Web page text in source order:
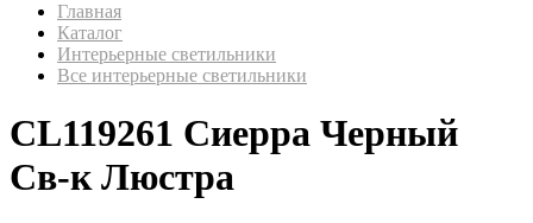
Главная
Каталог
Интерьерные светильники
Все интерьерные светильники
CL119261 Сиерра Черный
Св-к Люстра